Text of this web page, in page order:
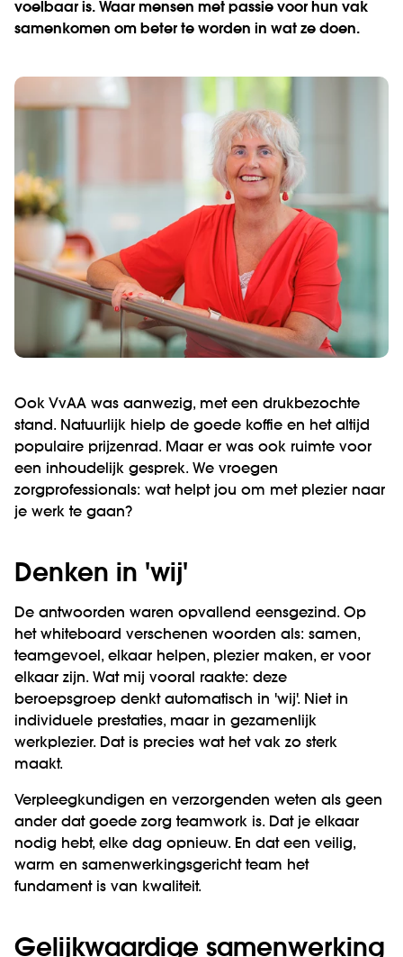
voelbaar is. Waar mensen met passie voor hun vak
samenkomen om beter te worden in wat ze doen.
Ook VvAA was aanwezig, met een drukbezochte
stand. Natuurlijk hielp de goede koffie en het altijd
populaire prijzenrad. Maar er was ook ruimte voor
een inhoudelijk gesprek. We vroegen
zorgprofessionals: wat helpt jou om met plezier naar
je werk te gaan?
Denken in 'wij'
De antwoorden waren opvallend eensgezind. Op
het whiteboard verschenen woorden als: samen,
teamgevoel, elkaar helpen, plezier maken, er voor
elkaar zijn. Wat mij vooral raakte: deze
beroepsgroep denkt automatisch in 'wij'. Niet in
individuele prestaties, maar in gezamenlijk
werkplezier. Dat is precies wat het vak zo sterk
maakt.
Verpleegkundigen en verzorgenden weten als geen
ander dat goede zorg teamwork is. Dat je elkaar
nodig hebt, elke dag opnieuw. En dat een veilig,
warm en samenwerkingsgericht team het
fundament is van kwaliteit.
Gelijkwaardige samenwerking